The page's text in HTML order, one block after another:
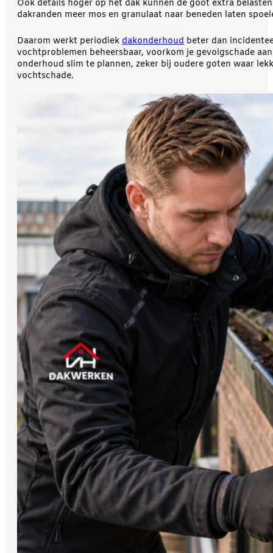
Ook details hoger op het dak kunnen de goot extra
dakranden meer mos en granulaat naar beneden laten
Daarom werkt periodiek dakonderhoud beter dan
vochtproblemen beheersbaar, voorkom je gevolgschade
onderhoud slim te plannen, zeker bij oudere goten waar
vochtschade.